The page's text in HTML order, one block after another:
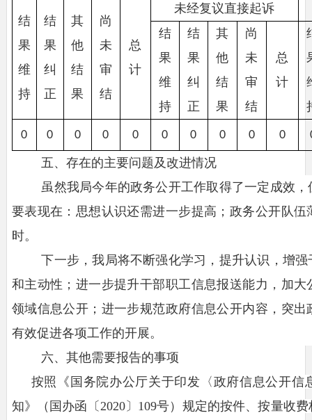
结
果
维
持
结
果
纠
正
其
他
结
果
尚
未
审
结
总
计
未经复议直接起诉
结
果
维
持
结
果
纠
正
其
他
结
果
尚
未
审
结
总
计
0 0 0 0 0 0 0 0 0 0
五、存在的主要问题及改进情况
虽然我局今年的政务公开工作取得了一定成效
要表现在：思想认识还需进一步提高；政务公开队
时。
下一步，我局将不断强化学习，提升认识，增
和主动性；进一步提升干部职工信息报送能力，加
领域信息公开；进一步规范政府信息公开内容，突
有效促进各项工作的开展。
六、其他需要报告的事项
按照《国务院办公厅关于印发 〈政府信息公开信
知》（国办函〔2020〕109号）规定的按件、按量收